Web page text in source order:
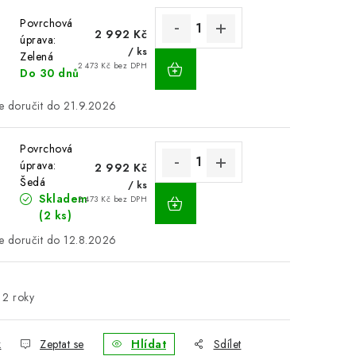
Povrchová
úprava:
Zelená
Do 30 dnů
2 992 Kč
/ ks
2 473 Kč bez DPH
21.9.2026
Povrchová
úprava:
Šedá
Skladem
(2 ks)
2 992 Kč
/ ks
2 473 Kč bez DPH
12.8.2026
2 roky
Zeptat se Hlídat Sdílet